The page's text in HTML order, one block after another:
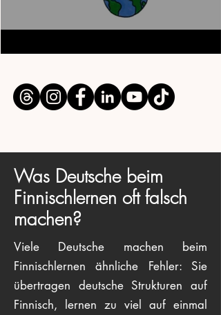
Was Deutsche beim
Finnischlernen oft falsch
machen?
Viele Deutsche machen beim
Finnischlernen ähnliche Fehler: Sie
übertragen deutsche Strukturen auf
Finnisch, lernen zu viel auf einmal